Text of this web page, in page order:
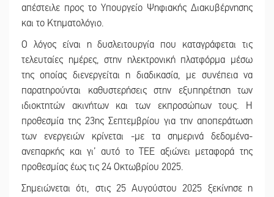
απέστειλε προς το Υπουργείο Ψηφιακής Διακυβέρνησης
και το Κτηματολόγιο.
Ο λόγος είναι η δυσλειτουργία που καταγράφεται τις
τελευταίες ημέρες, στην ηλεκτρονική πλατφόρμα μέσω
της οποίας διενεργείται η διαδικασία, με συνέπεια να
παρατηρούνται καθυστερήσεις στην εξυπηρέτηση των
ιδιοκτητών ακινήτων και των εκπροσώπων τους. Η
προθεσμία της 23ης Σεπτεμβρίου για την αποπεράτωση
των ενεργειών κρίνεται -με τα σημερινά δεδομένα-
ανεπαρκής και γι’ αυτό το ΤΕΕ αξιώνει μεταφορά της
προθεσμίας έως τις 24 Οκτωβρίου 2025.
Σημειώνεται ότι, στις 25 Αυγούστου 2025 ξεκίνησε η